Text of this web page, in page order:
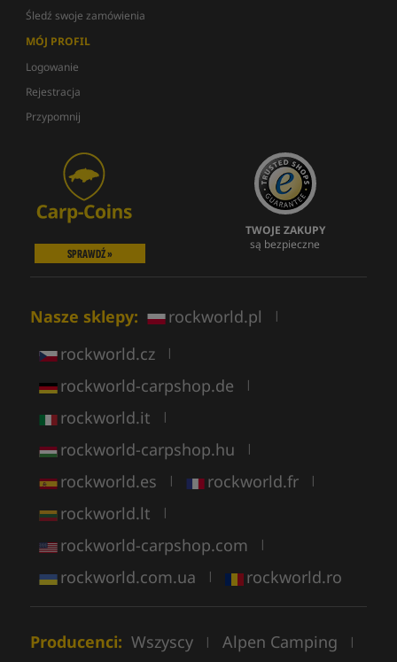
Śledź swoje zamówienia
MÓJ PROFIL
Logowanie
Rejestracja
Przypomnij
SPRAWDŹ »
TWOJE ZAKUPY
są bezpieczne
Nasze sklepy: rockworld.pl |
rockworld.cz |
rockworld-carpshop.de |
rockworld.it |
rockworld-carpshop.hu |
rockworld.es | rockworld.fr |
rockworld.lt |
rockworld-carpshop.com |
rockworld.com.ua | rockworld.ro
Producenci: Wszyscy | Alpen Camping |